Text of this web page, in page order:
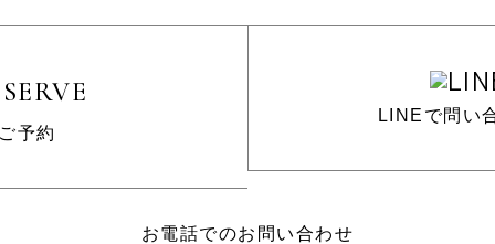
予約
LINEで問い
お電話でのお問い合わせ